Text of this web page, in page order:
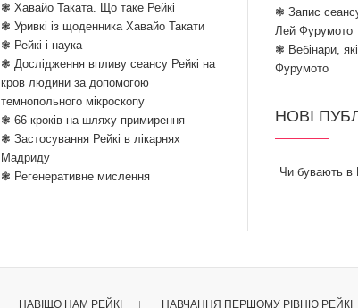
❃ Хавайо Таката. Що таке Рейкі
❃ Уривкі із щоденника Хавайо Такати
❃ Рейкі і наука
❃ Дослідження впливу сеансу Рейкі на
кров людини за допомогою
темнопольного мікроскопу
❃ 66 кроків на шляху примирення
❃ Застосування Рейкі в лікарнях
Мадриду
❃ Регенеративне мислення
❃ Запис
Лей Фурумото
❃ Вебінари,
Фурумото
НОВІ
Чи бувають в
НАВІЩО НАМ РЕЙКІ НАВЧАННЯ ПЕРШОМУ РІВНЮ РЕЙКІ